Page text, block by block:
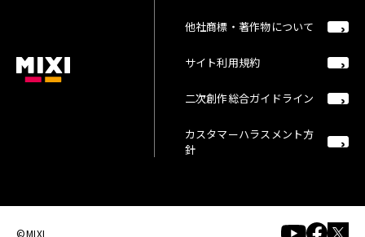
他社商標・著作物について
サイト利用規約
二次創作総合ガイドライン
カスタマーハラスメント方
針
©MIXI